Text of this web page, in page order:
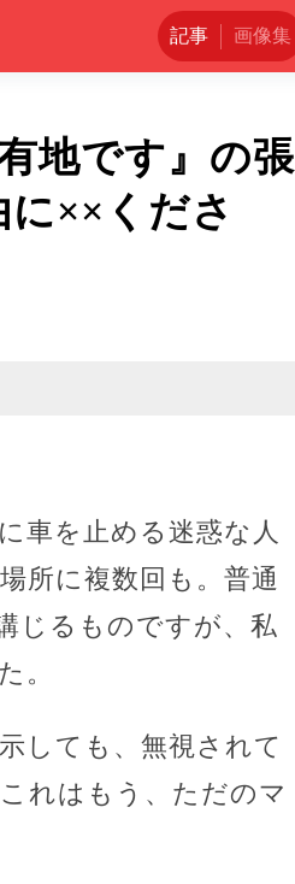
記事 画像集
地です』の張
××くださ
車を止める迷惑な人
所に複数回も。普通
じるものですが、私
。
しても、無視されて
れはもう、ただのマ